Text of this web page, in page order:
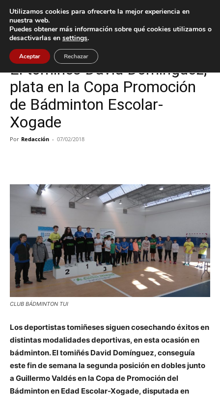
Inicio Deportes
Deportes Tomiño
El tomiñés David Domínguez,
plata en la Copa Promoción
de Bádminton Escolar-
Xogade
Por Redacción - 07/02/2018
CLUB BÁDMINTON TUI
Los deportistas tomiñeses siguen cosechando éxitos en
distintas modalidades deportivas, en esta ocasión en
bádminton. El tomiñés David Domínguez, conseguía
este fin de semana la segunda posición en dobles junto
a Guillermo Valdés en la Copa de Promoción del
Bádminton en Edad Escolar-Xogade, disputada en
Utilizamos cookies para ofrecerte la mejor experiencia en
nuestra web.
Puedes obtener más información sobre qué cookies utilizamos o
desactivarlas en settings.
Aceptar Rechazar